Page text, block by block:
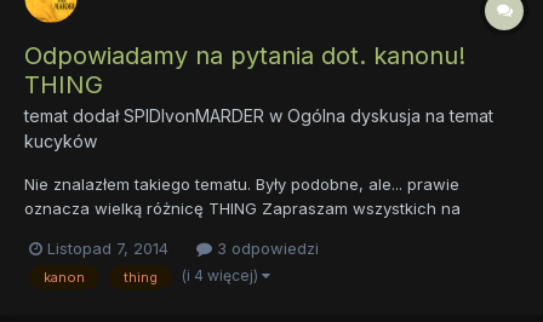
Odpowiadamy na pytania dot. kanonu!
THING
temat dodałSPIDIvonMARDER w Ogólna dyskusja na temat
kucyków
Nie znalazłem takiego tematu. Były podobne, ale... prawie
oznacza wielką różnicę THING Zapraszam wszystkich na
społeczeństwach germańskich oznaczał radę starców, ich sądy
i zebrania, gdzie obradowali nad ważnymi sprawami i każdy
Listopad 7, 2014 3 odpowiedzi
kanon thing (i 4 więcej)